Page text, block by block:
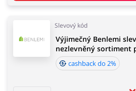
Slevový kód
Výjimečný Benlemi
nezlevněný sortiment
cashback do 2%